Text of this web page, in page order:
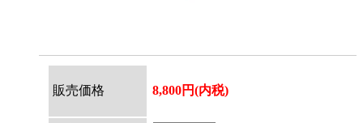
販売価格 8,800円(内税)